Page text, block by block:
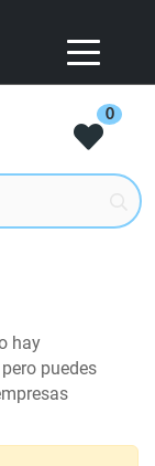
0
hay
puedes